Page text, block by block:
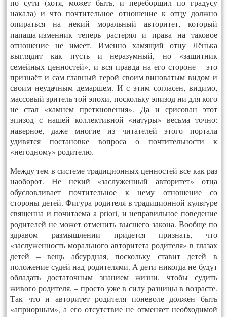
по сути (хотя, может быть, и переборщил по градусу
накала) и что почтительное отношение к отцу должно
опираться на некий моральный авторитет, который
папаша-изменник теперь растерял и права на таковое
отношение не имеет. Именно хамящий отцу Лёнька
выглядит как пусть и неразумный, но «защитник
семейных ценностей», и вся правда на его стороне – это
признаёт и сам главный герой своим виноватым видом и
своим неудачным демаршем. И с этим согласен, видимо,
массовый зритель той эпохи, поскольку эпизод ни для кого
не стал «камнем преткновения». Да и срисован этот
эпизод с нашей коллективной «натуры» весьма точно:
наверное, даже многие из читателей этого портала
удивятся постановке вопроса о почтительности к
«негодному» родителю.
Между тем в системе традиционных ценностей все как раз
наоборот. Не некий «заслуженный авторитет» отца
обусловливает почтительное к нему отношение со
стороны детей. Фигура родителя в традиционной культуре
священна и почитаема a priori, и неправильное поведение
родителей не может отменить высшего закона. Вообще по
здравом размышлении придется признать, что
«заслуженность морального авторитета родителя» в глазах
детей – вещь абсурдная, поскольку ставит детей в
положение судей над родителями. А дети никогда не будут
обладать достаточным знанием жизни, чтобы судить
живого родителя, – просто уже в силу разницы в возрасте.
Так что и авторитет родителя поневоле должен быть
«априорным», а его отсутствие не отменяет необходимой